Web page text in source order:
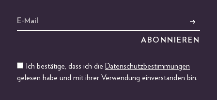
Ich bestätige, dass ich die Datenschutzbestimmungen
gelesen habe und mit ihrer Verwendung einverstanden bin.